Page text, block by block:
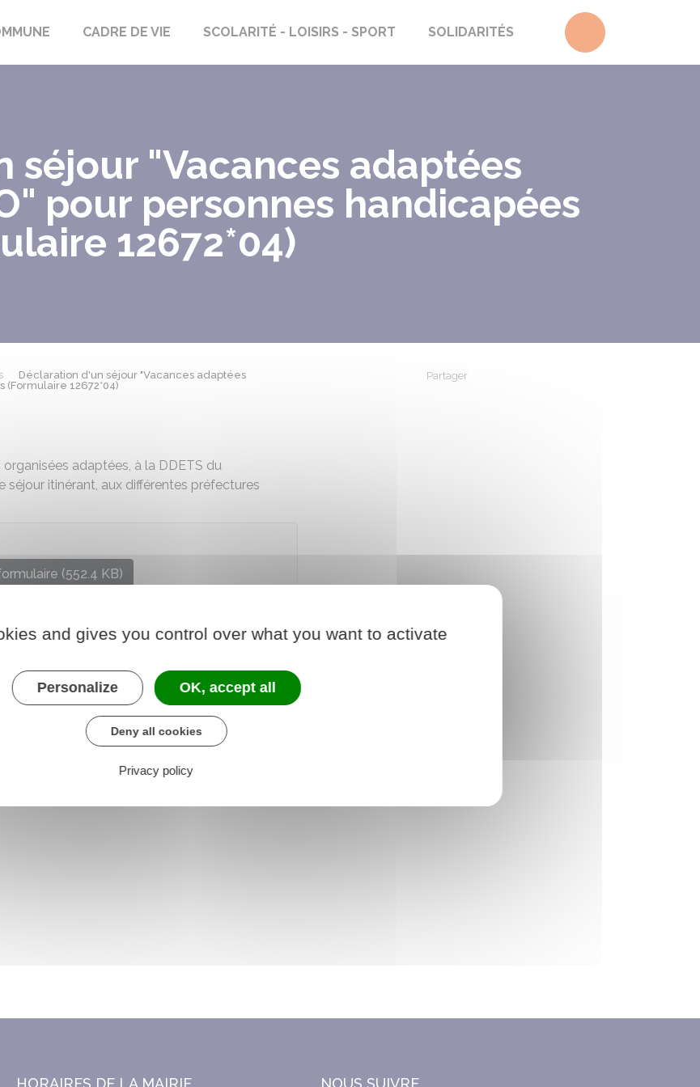
GeorgesCADRE DE VIE SCOLARITÉ - LOISIRS - SPORT SOLIDARITÉS Accéder au
séjour "Vacances adaptées
pour personnes handicapées
12672*04)
Déclaration d'un séjour "Vacances adaptées
12672*04)
Partager
adaptées, à la DDETS du
itinérant, aux différentes préfectures
(552.4 KB)
and gives you control over what you want to activate
Personalize OK, accept all
Deny all cookies
Privacy policy